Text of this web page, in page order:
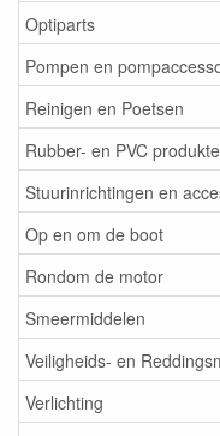
Optiparts
Pompen en
Reinigen en Poetsen
Rubber- en PVC
Stuurinrichtingen en
Op en om de boot
Rondom de motor
Smeermiddelen
Veiligheids- en
Verlichting